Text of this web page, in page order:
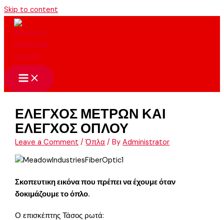
Skip to content
ΕΛΕΓΧΟΣ ΜΕΤΡΩΝ ΚΑΙ
ΕΛΕΓΧΟΣ ΟΠΛΟΥ
Leave a Comment /Όπλα / ByAdministrator
Σκοπευτικη εικόνα που πρέπει να έχουμε όταν
δοκιμάζουμε το όπλο.
Ο επισκέπτης Τάσος ρωτά: